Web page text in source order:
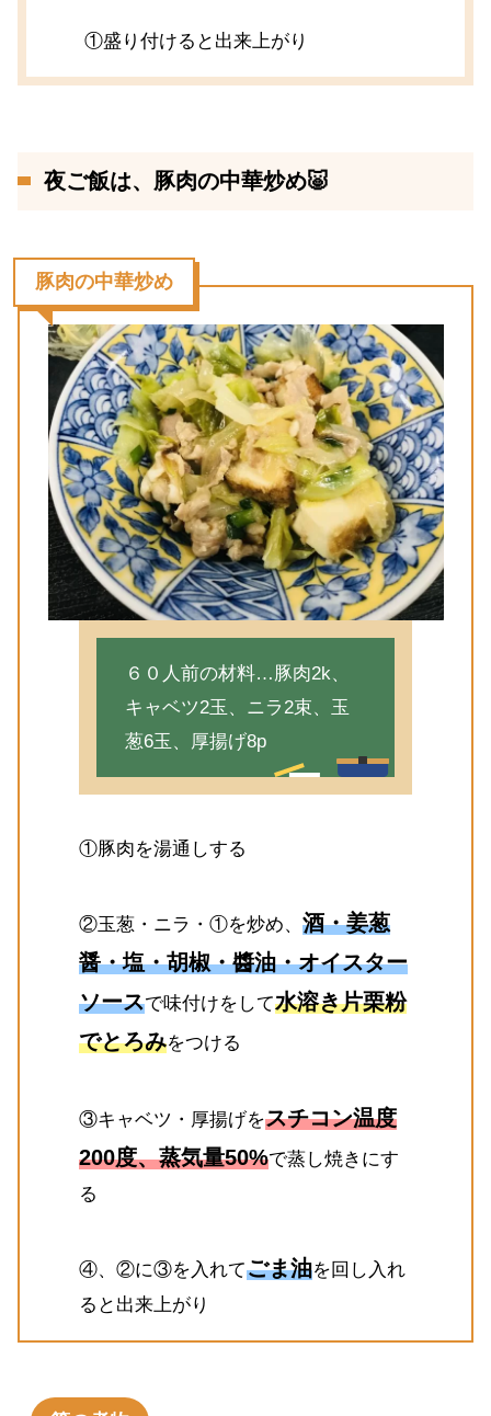
①盛り付けると出来上がり
夜ご飯は、豚肉の中華炒め🐷
豚肉の中華炒め
６０人前の材料…豚肉2k、
キャベツ2玉、ニラ2束、玉
葱6玉、厚揚げ8p
①豚肉を湯通しする
②玉葱・ニラ・①を炒め、酒・姜葱
醤・塩・胡椒・醬油・オイスター
ソースで味付けをして水溶き片栗粉
でとろみをつける
③キャベツ・厚揚げをスチコン温度
200度、蒸気量50%で蒸し焼きにす
る
④、②に③を入れてごま油を回し入れ
ると出来上がり